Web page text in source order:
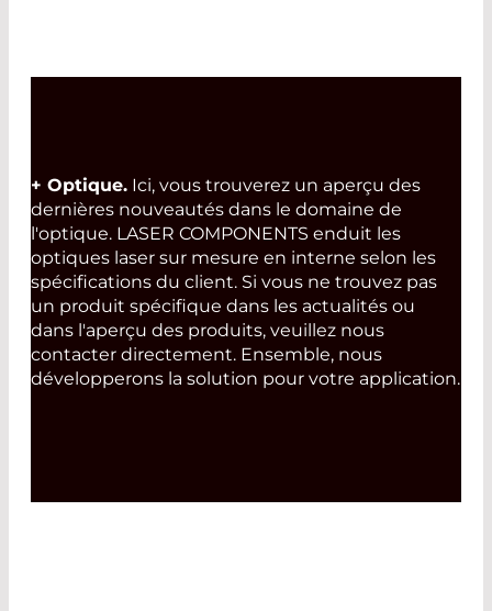
+ Optique. Ici, vous trouverez un aperçu des
dernières nouveautés dans le domaine de
l'optique. LASER COMPONENTS enduit les
optiques laser sur mesure en interne selon les
spécifications du client. Si vous ne trouvez pas
un produit spécifique dans les actualités ou
dans l'aperçu des produits, veuillez nous
contacter directement. Ensemble, nous
développerons la solution pour votre application.